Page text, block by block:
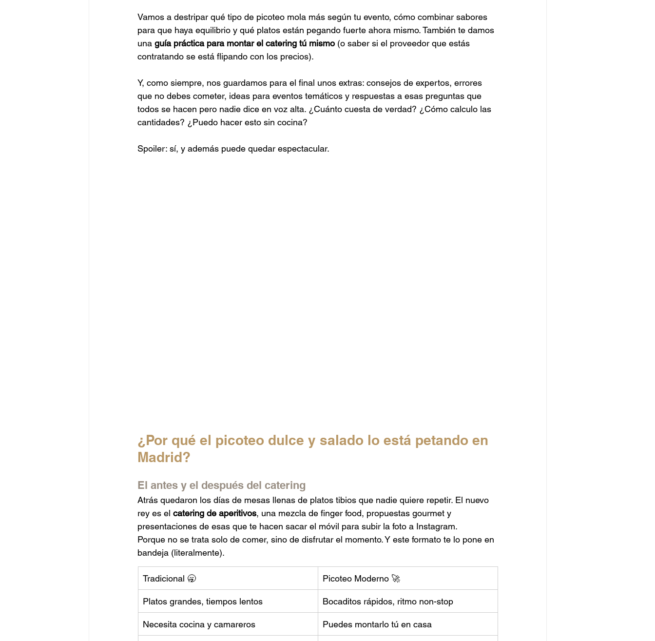
Vamos a destripar qué tipo de picoteo mola más según tu evento, cómo combinar sabores
para que haya equilibrio y qué platos están pegando fuerte ahora mismo. También te damos
una guía práctica para montar el catering tú mismo (o saber si el proveedor que estás
contratando se está flipando con los precios).
Y, como siempre, nos guardamos para el final unos extras: consejos de expertos, errores
que no debes cometer, ideas para eventos temáticos y respuestas a esas preguntas que
todos se hacen pero nadie dice en voz alta. ¿Cuánto cuesta de verdad? ¿Cómo calculo las
cantidades? ¿Puedo hacer esto sin cocina?
Spoiler: sí, y además puede quedar espectacular.
¿Por qué el picoteo dulce y salado lo está petando en
Madrid?
El antes y el después del catering
Atrás quedaron los días de mesas llenas de platos tibios que nadie quiere repetir. El nuevo
rey es el catering de aperitivos, una mezcla de finger food, propuestas gourmet y
presentaciones de esas que te hacen sacar el móvil para subir la foto a Instagram.
Porque no se trata solo de comer, sino de disfrutar el momento. Y este formato te lo pone en
bandeja (literalmente).
Tradicional 🥱 Picoteo Moderno 🚀
Platos grandes, tiempos lentos Bocaditos rápidos, ritmo non-stop
Necesita cocina y camareros Puedes montarlo tú en casa